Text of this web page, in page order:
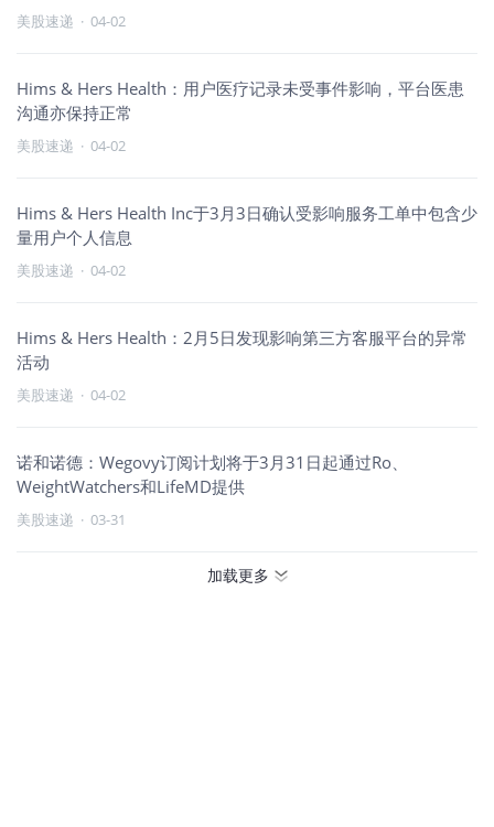
美股速递 · 04-02
Hims & Hers Health：用户医疗记录未受事件影响，平台医患
沟通亦保持正常
美股速递 · 04-02
Hims & Hers Health Inc于3月3日确认受影响服务工单中包含少
量用户个人信息
美股速递 · 04-02
Hims & Hers Health：2月5日发现影响第三方客服平台的异常
活动
美股速递 · 04-02
诺和诺德：Wegovy订阅计划将于3月31日起通过Ro、
WeightWatchers和LifeMD提供
美股速递 · 03-31
加载更多